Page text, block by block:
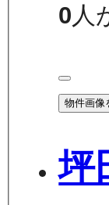
0 人
物件画像
坪